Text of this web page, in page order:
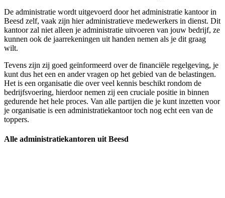
De administratie wordt uitgevoerd door het administratie kantoor in
Beesd zelf, vaak zijn hier administratieve medewerkers in dienst. Dit
kantoor zal niet alleen je administratie uitvoeren van jouw bedrijf, ze
kunnen ook de jaarrekeningen uit handen nemen als je dit graag
wilt.
Tevens zijn zij goed geïnformeerd over de financiële regelgeving, je
kunt dus het een en ander vragen op het gebied van de belastingen.
Het is een organisatie die over veel kennis beschikt rondom de
bedrijfsvoering, hierdoor nemen zij een cruciale positie in binnen
gedurende het hele proces. Van alle partijen die je kunt inzetten voor
je organisatie is een administratiekantoor toch nog echt een van de
toppers.
Alle administratiekantoren uit Beesd